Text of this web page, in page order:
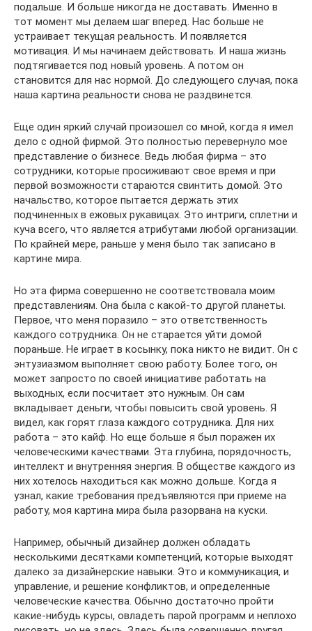
подальше. И больше никогда не доставать. Именно в
тот момент мы делаем шаг вперед. Нас больше не
устраивает текущая реальность. И появляется
мотивация. И мы начинаем действовать. И наша жизнь
подтягивается под новый уровень. А потом он
становится для нас нормой. До следующего случая, пока
наша картина реальности снова не раздвинется.
Еще один яркий случай произошел со мной, когда я имел
дело с одной фирмой. Это полностью перевернуло мое
представление о бизнесе. Ведь любая фирма – это
сотрудники, которые просиживают свое время и при
первой возможности стараются свинтить домой. Это
начальство, которое пытается держать этих
подчиненных в ежовых рукавицах. Это интриги, сплетни и
куча всего, что является атрибутами любой организации.
По крайней мере, раньше у меня было так записано в
картине мира.
Но эта фирма совершенно не соответствовала моим
представлениям. Она была с какой-то другой планеты.
Первое, что меня поразило – это ответственность
каждого сотрудника. Он не старается уйти домой
пораньше. Не играет в косынку, пока никто не видит. Он с
энтузиазмом выполняет свою работу. Более того, он
может запросто по своей инициативе работать на
выходных, если посчитает это нужным. Он сам
вкладывает деньги, чтобы повысить свой уровень. Я
видел, как горят глаза каждого сотрудника. Для них
работа – это кайф. Но еще больше я был поражен их
человеческими качествами. Эта глубина, порядочность,
интеллект и внутренняя энергия. В обществе каждого из
них хотелось находиться как можно дольше. Когда я
узнал, какие требования предъявляются при приеме на
работу, моя картина мира была разорвана на куски.
Например, обычный дизайнер должен обладать
несколькими десятками компетенций, которые выходят
далеко за дизайнерские навыки. Это и коммуникация, и
управление, и решение конфликтов, и определенные
человеческие качества. Обычно достаточно пройти
какие-нибудь курсы, овладеть парой программ и неплохо